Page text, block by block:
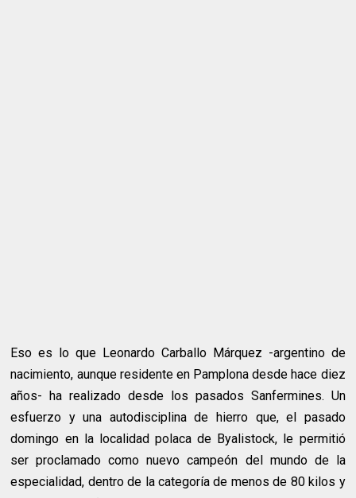
Eso es lo que Leonardo Carballo Márquez -argentino de
nacimiento, aunque residente en Pamplona desde hace diez
años- ha realizado desde los pasados Sanfermines. Un
esfuerzo y una autodisciplina de hierro que, el pasado
domingo en la localidad polaca de Byalistock, le permitió
ser proclamado como nuevo campeón del mundo de la
especialidad, dentro de la categoría de menos de 80 kilos y